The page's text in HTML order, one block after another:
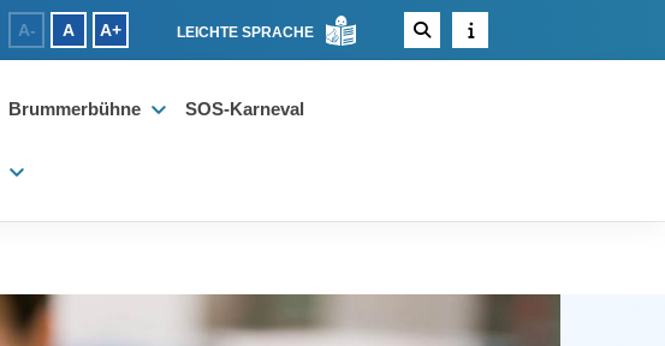
A- A A+ LEICHTE SPRACHE
Brummerbühne SOS-Karneval